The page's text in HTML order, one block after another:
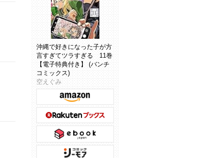
沖縄で好きになった子が方
言すぎてツラすぎる 11巻
【電子特典付き】 (バンチ
コミックス)
空えぐみ